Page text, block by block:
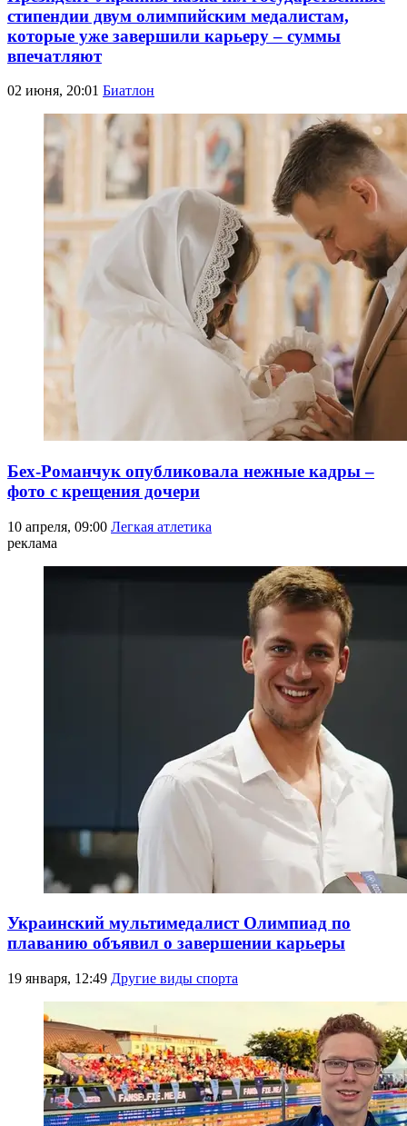
стипендии двум олимпийским медалистам,
которые уже завершили карьеру – суммы
впечатляют
02 июня, 20:01 Биатлон
Бех-Романчук опубликовала нежные кадры –
фото с крещения дочери
10 апреля, 09:00 Легкая атлетика
реклама
Украинский мультимедалист Олимпиад по
плаванию объявил о завершении карьеры
19 января, 12:49 Другие виды спорта